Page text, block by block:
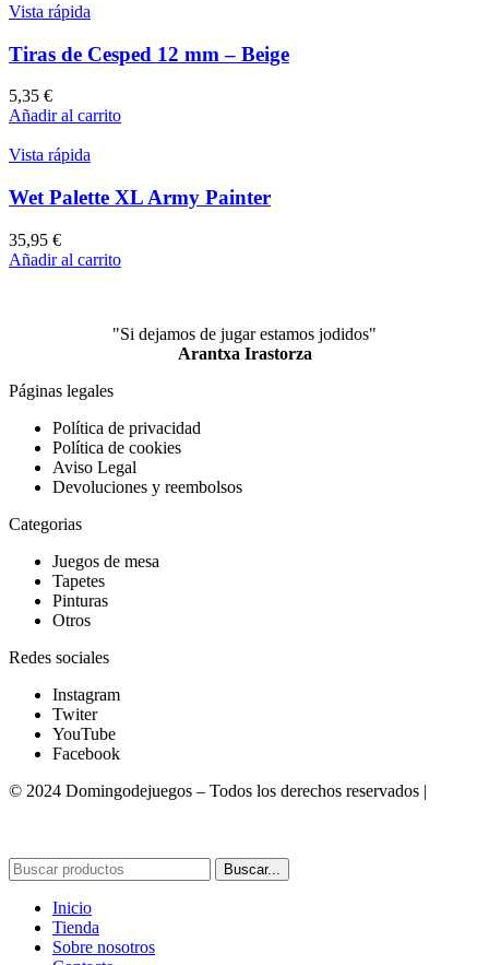
Vista rápida
Tiras de Cesped 12 mm – Beige
5,35 €
Añadir al carrito
Vista rápida
Wet Palette XL Army Painter
35,95 €
Añadir al carrito
"Si dejamos de jugar estamos jodidos"
Arantxa Irastorza
Páginas legales
Política de privacidad
Política de cookies
Aviso Legal
Devoluciones y reembolsos
Categorias
Juegos de mesa
Tapetes
Pinturas
Otros
Redes sociales
Instagram
Twiter
YouTube
Facebook
© 2024 Domingodejuegos – Todos los derechos reservados |
Buscar...
Inicio
Tienda
Sobre nosotros